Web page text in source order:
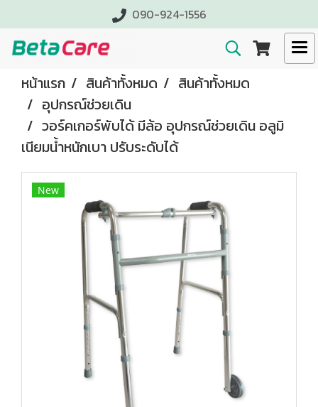
090-924-1556
หน้าแรก สินค้าทั้งหมด
สินค้าทั้งหมด
อุปกรณ์ช่วยเดิน
วอร์คเกอร์พับได้ มีล้อ อุปกรณ์ช่วยเดิน อลูมิ
เนียมน้ำหนักเบา ปรับระดับได้
New